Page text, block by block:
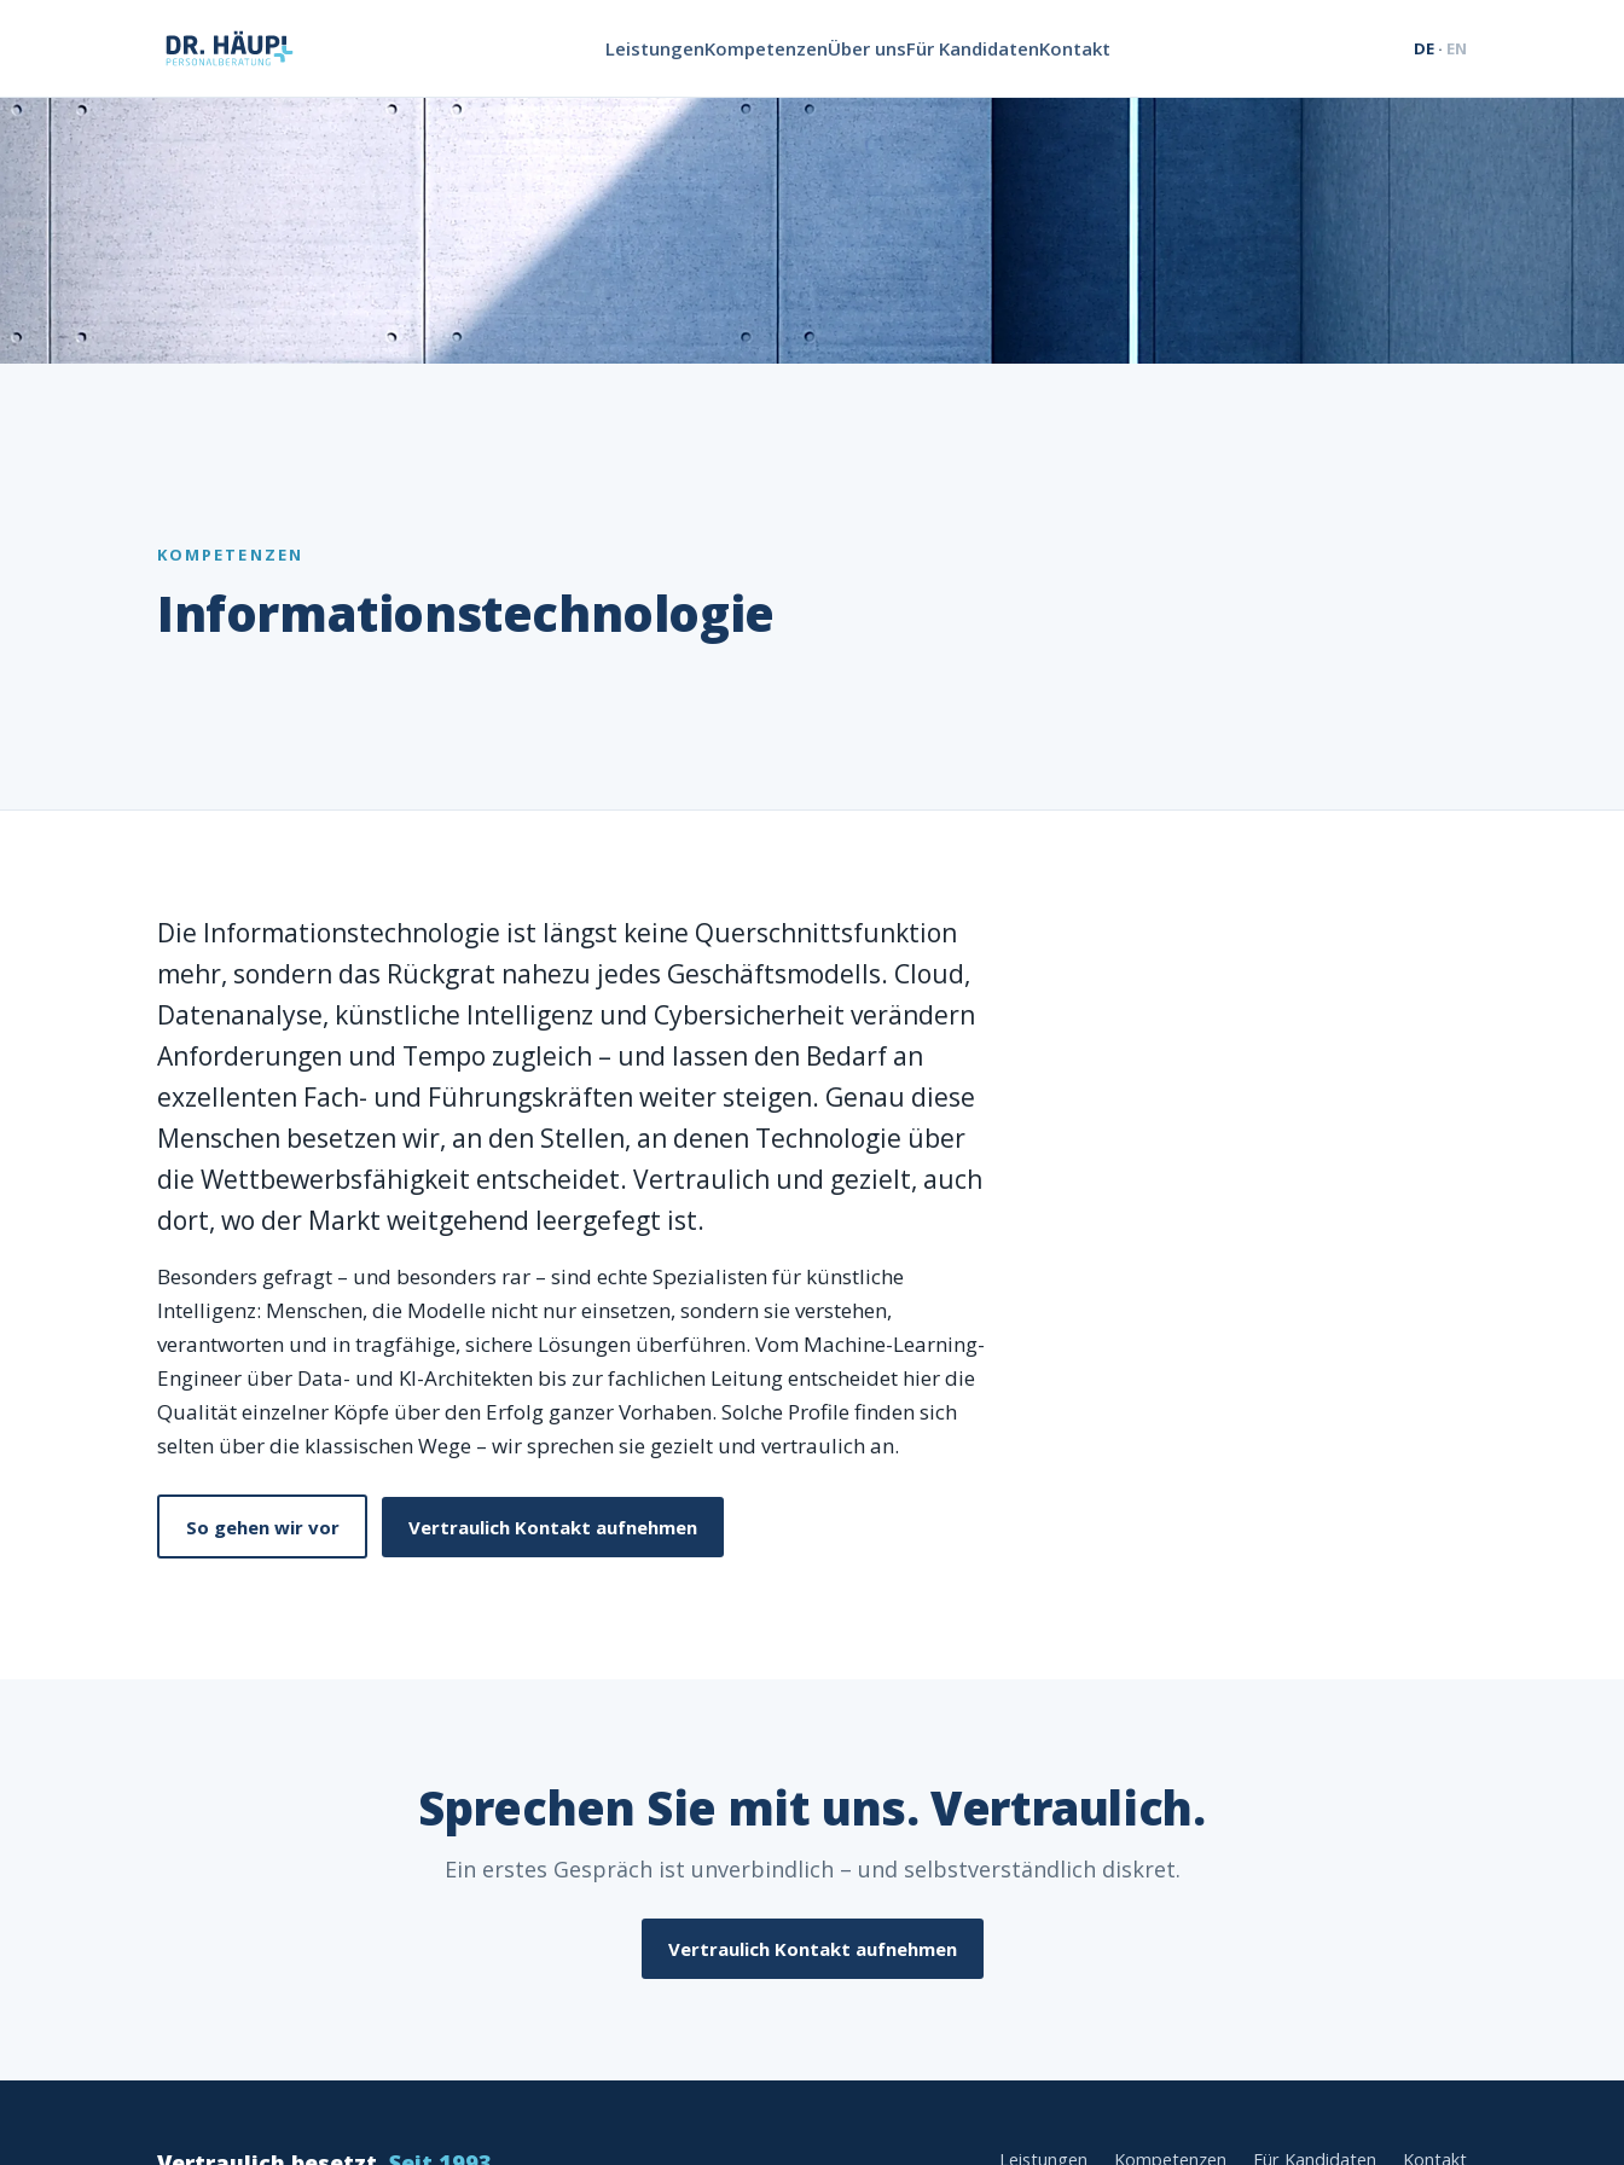
LeistungenKompetenzenÜber unsFür KandidatenKontakt DE· EN
KOMPETENZEN
Informationstechnologie
Die Informationstechnologie ist längst keine Querschnittsfunktion
mehr, sondern das Rückgrat nahezu jedes Geschäftsmodells. Cloud,
Datenanalyse, künstliche Intelligenz und Cybersicherheit verändern
Anforderungen und Tempo zugleich – und lassen den Bedarf an
exzellenten Fach- und Führungskräften weiter steigen. Genau diese
Menschen besetzen wir, an den Stellen, an denen Technologie über
die Wettbewerbsfähigkeit entscheidet. Vertraulich und gezielt, auch
dort, wo der Markt weitgehend leergefegt ist.
Besonders gefragt – und besonders rar – sind echte Spezialisten für künstliche
Intelligenz: Menschen, die Modelle nicht nur einsetzen, sondern sie verstehen,
verantworten und in tragfähige, sichere Lösungen überführen. Vom Machine-Learning-
Engineer über Data- und KI-Architekten bis zur fachlichen Leitung entscheidet hier die
Qualität einzelner Köpfe über den Erfolg ganzer Vorhaben. Solche Profile finden sich
selten über die klassischen Wege – wir sprechen sie gezielt und vertraulich an.
So gehen wir vor Vertraulich Kontakt aufnehmen
Sprechen Sie mit uns. Vertraulich.
Ein erstes Gespräch ist unverbindlich – und selbstverständlich diskret.
Vertraulich Kontakt aufnehmen
Leistungen Kompetenzen Für Kandidaten Kontakt